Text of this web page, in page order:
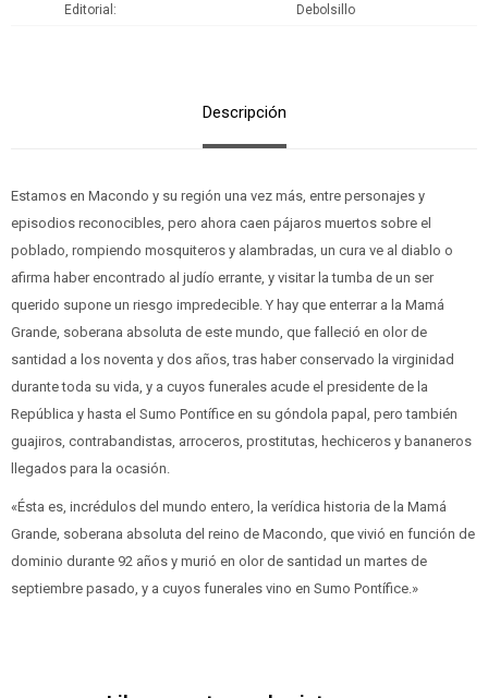
Editorial Debolsillo
Descripción
Estamos en Macondo y su región una vez más, entre personajes y
episodios reconocibles, pero ahora caen pájaros muertos sobre el
poblado, rompiendo mosquiteros y alambradas, un cura ve al diablo o
afirma haber encontrado al judío errante, y visitar la tumba de un ser
querido supone un riesgo impredecible. Y hay que enterrar a la Mamá
Grande, soberana absoluta de este mundo, que falleció en olor de
santidad a los noventa y dos años, tras haber conservado la virginidad
durante toda su vida, y a cuyos funerales acude el presidente de la
República y hasta el Sumo Pontífice en su góndola papal, pero también
guajiros, contrabandistas, arroceros, prostitutas, hechiceros y bananeros
llegados para la ocasión.
«Ésta es, incrédulos del mundo entero, la verídica historia de la Mamá
Grande, soberana absoluta del reino de Macondo, que vivió en función de
dominio durante 92 años y murió en olor de santidad un martes de
septiembre pasado, y a cuyos funerales vino en Sumo Pontífice.»